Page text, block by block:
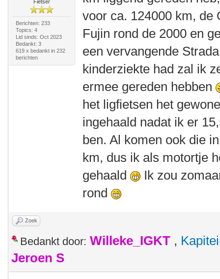
Fietser
Berichten: 233
Topics: 4
Lid sinds: Oct 2023
Bedankt: 3
619 x bedankt in 232
berichten
voor ca. 124000 km, de
Fujin rond de 2000 en
een vervangende
kinderziekte had zal ik
ermee gereden hebben
het ligfietsen het
ingehaald nadat ik er
ben. Al komen ook die
km, dus ik als motortje
gehaald
Ik zou
rond
Zoek
Bedankt door: Willeke_IGKT ,
Jeroen S